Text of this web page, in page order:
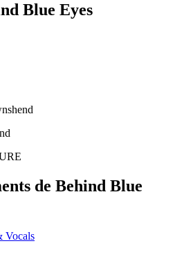
Blue Eyes
de Behind Blue
Vocals